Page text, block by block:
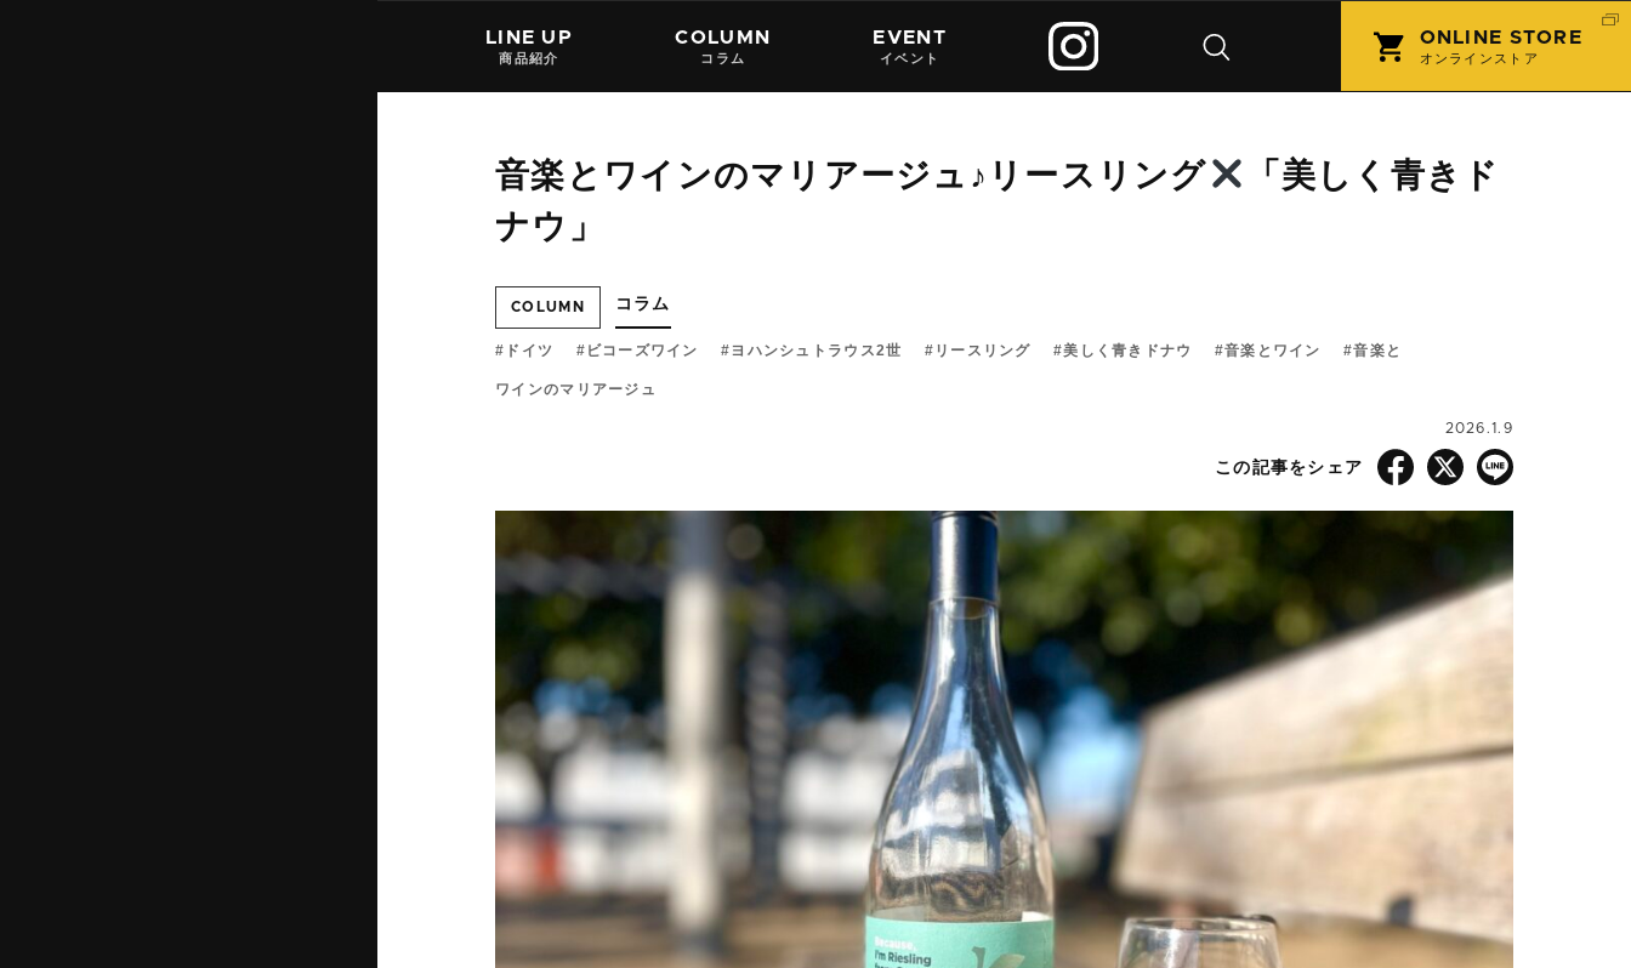
LINE UP
商品紹介
COLUMN
コラム
EVENT
イベント
ONLINE STORE
オンラインストア
音楽とワインのマリアージュ♪リースリング
「美しく青きド
ナウ」
COLUMN コラム
ドイツ ビコーズワイン ヨハンシュトラウス2世 リースリング 美しく青きドナウ 音楽とワイン 音楽と
ワインのマリアージュ
2026.1.9
この記事をシェア